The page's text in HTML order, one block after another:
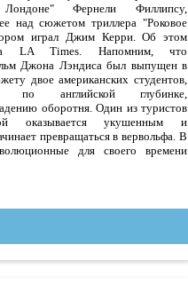
Фернели Филлипсу,
над сюжетом триллера "Роковое
играл Джим Керри. Об этом
LA Times. Напомним, что
Джона Лэндиса был выпущен в
двое американских студентов,
по английской глубинке,
оборотня. Один из туристов
оказывается укушенным и
превращаться в вервольфа. В
для своего времени